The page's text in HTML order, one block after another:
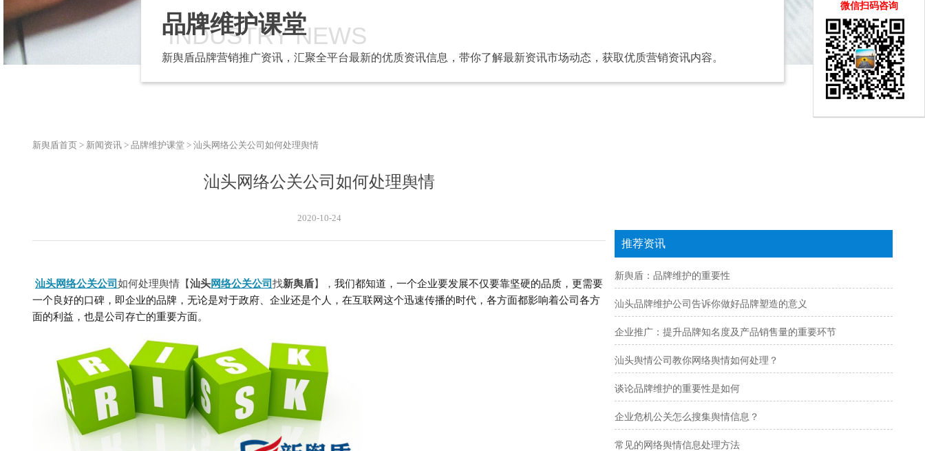
品牌维护课堂
INDUSTRY NEWS
新舆盾品牌营销推广资讯，汇聚全平台最新的优质资讯信息，带你了解最新资讯市场动态，获取优质营销资讯内容。
新舆盾首页 > 新闻资讯 > 品牌维护课堂 > 汕头网络公关公司如何处理舆情
汕头网络公关公司如何处理舆情
2020-10-24
汕头网络公关公司 如何处理舆情 【汕头网络公关公司 找新舆盾】， 我们都知道，一个企业要发展不仅要靠坚硬的品质，更需要
一个良好的口碑，即企业的品牌，无论是对于政府、企业还是个人，在互联网这个迅速传播的时代，各方面都影响着公司各方
面的利益，也是公司存亡的重要方面。
推荐资讯
新舆盾：品牌维护的重要性
汕头品牌维护公司告诉你做好品牌塑造的意义
企业推广：提升品牌知名度及产品销售量的重要环节
汕头舆情公司教你网络舆情如何处理？
谈论品牌维护的重要性是如何
企业危机公关怎么搜集舆情信息？
常见的网络舆情信息处理方法
微信扫码咨询